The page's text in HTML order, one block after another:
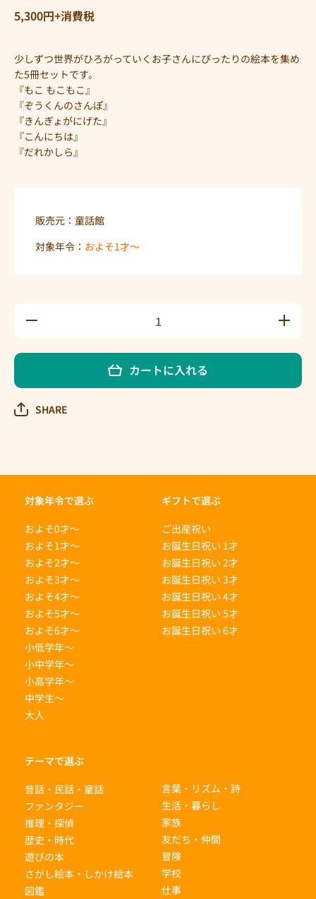
5,300円+消費税
少しずつ世界がひろがっていくお子さんにぴったりの絵本を集め
た5冊セットです。
『もこ もこもこ』
『ぞうくんのさんぽ』
『きんぎょがにげた』
『こんにちは』
『だれかしら』
販売元：童話館
対象年令： およそ1才〜
1才の
数量
1才の
祝い
Eセッ
カートに入れる
SHARE
対象年令で選ぶ
およそ0才〜
およそ1才〜
およそ2才〜
およそ3才〜
およそ4才〜
およそ5才〜
およそ6才〜
小低学年〜
小中学年〜
小高学年〜
中学生〜
大人
ギフトで選ぶ
ご出産祝い
お誕生日祝い 1才
お誕生日祝い 2才
お誕生日祝い 3才
お誕生日祝い 4才
お誕生日祝い 5才
お誕生日祝い 6才
テーマで選ぶ
昔話・民話・童話
ファンタジー
推理・探偵
歴史・時代
遊びの本
さがし絵本・しかけ絵本
図鑑
言葉・リズム・詩
生活・暮らし
家族
友だち・仲間
冒険
学校
仕事